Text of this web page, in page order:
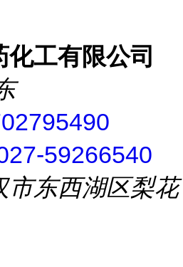
工有限公司
59266540
市东西湖区梨花